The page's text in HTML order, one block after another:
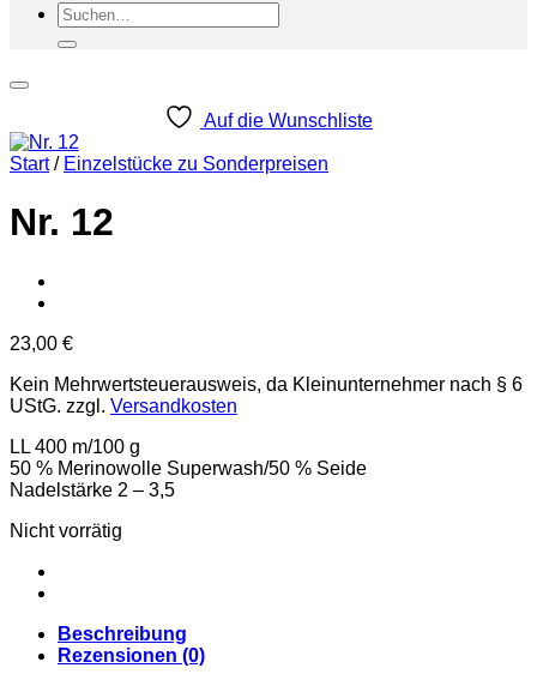
Suchen
nach:
Auf die Wunschliste
Start / Einzelstücke zu Sonderpreisen
Nr. 12
23,00 €
Kein Mehrwertsteuerausweis, da Kleinunternehmer nach § 6
UStG. zzgl. Versandkosten
LL 400 m/100 g
50 % Merinowolle Superwash/50 % Seide
Nadelstärke 2 – 3,5
Nicht vorrätig
Beschreibung
Rezensionen (0)